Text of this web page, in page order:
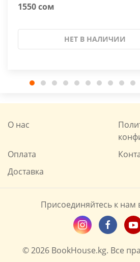
1550 сом
НЕТ В НАЛИЧИИ
О нас
Оплата
Доставка
Присоединяйтесь к нам
© 2026 BookHouse.kg. Все